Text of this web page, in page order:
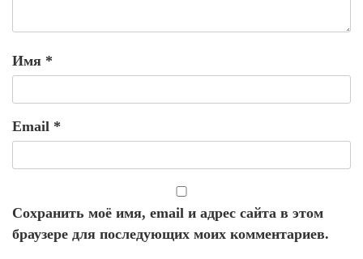
Имя *
Email *
Сохранить моё имя, email и адрес сайта в этом
браузере для последующих моих комментариев.